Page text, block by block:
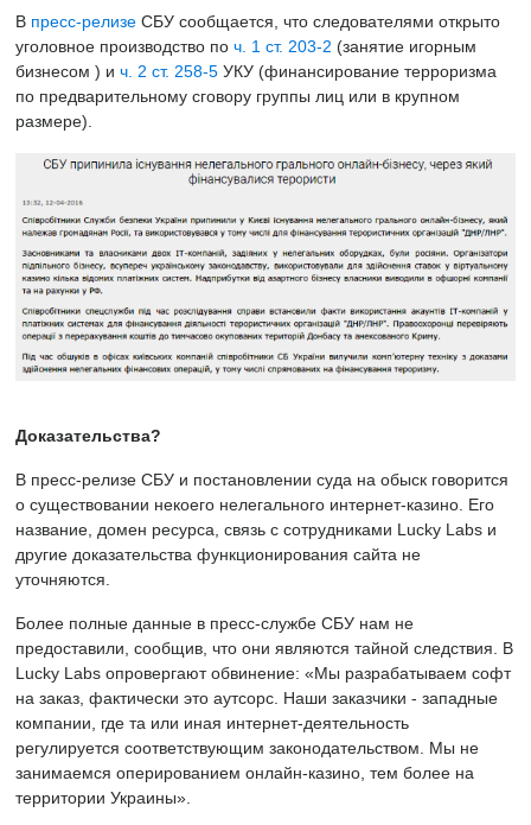
В пресс-релизе СБУ сообщается, что следователями открыто
уголовное производство по ч. 1 ст. 203-2 (занятие игорным
бизнесом ) и ч. 2 ст. 258-5 УКУ (финансирование терроризма
по предварительному сговору группы лиц или в крупном
размере).
Доказательства?
В пресс-релизе СБУ и постановлении суда на обыск говорится
о существовании некоего нелегального интернет-казино. Его
название, домен ресурса, связь с сотрудниками Lucky Labs и
другие доказательства функционирования сайта не
уточняются.
Более полные данные в пресс-службе СБУ нам не
предоставили, сообщив, что они являются тайной следствия. В
Lucky Labs опровергают обвинение: «Мы разрабатываем софт
на заказ, фактически это аутсорс. Наши заказчики - западные
компании, где та или иная интернет-деятельность
регулируется соответствующим законодательством. Мы не
занимаемся оперированием онлайн-казино, тем более на
территории Украины».